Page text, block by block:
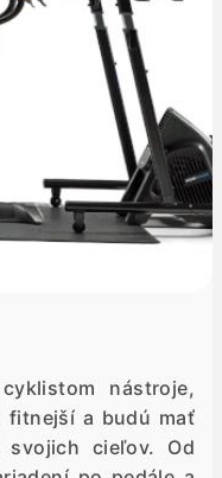
nástroje,
fitnejší a budú mať
svojich cieľov. Od